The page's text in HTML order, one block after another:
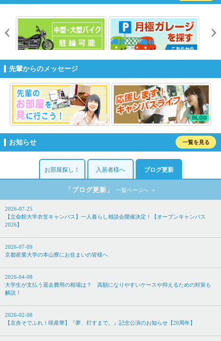
prev
先輩からのメッセージ
お知らせ 一覧を見る
お部屋探し！ 入居者様へ ブログ更新
「ブログ更新」 一覧ページへ
2026-07-25
【立命館大学衣笠キャンパス】一人暮らし相談会開催決定！【オープンキャンパス
2026】
2026-07-09
京都産業大学の本山寮にお住まいの皆様へ
2026-04-08
大学生が支払う退去費用の相場は？ 高額になりやすいケースや抑えるための対策も
解説！
2026-02-08
【京炎そでふれ！咲産華】『夢、灯すまで。』記念公演のお知らせ【20周年】